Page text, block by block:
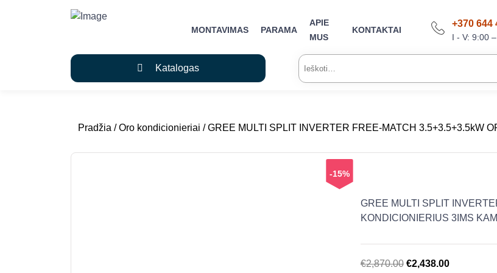
MONTAVIMAS PARAMA
APIE
MUS
KONTAKTAI
+370 644
I - V: 9:00
Katalogas
Ieškoti:
Pradžia /Oro kondicionieriai / GREE MULTI SPLIT INVERTER FREE-MATCH 3.5+3.5+3.5kW
-15%
GREE MULTI SPLIT
KONDICIONIERIUS 3IMS
€2,870.00 Original
€2,438.00Current